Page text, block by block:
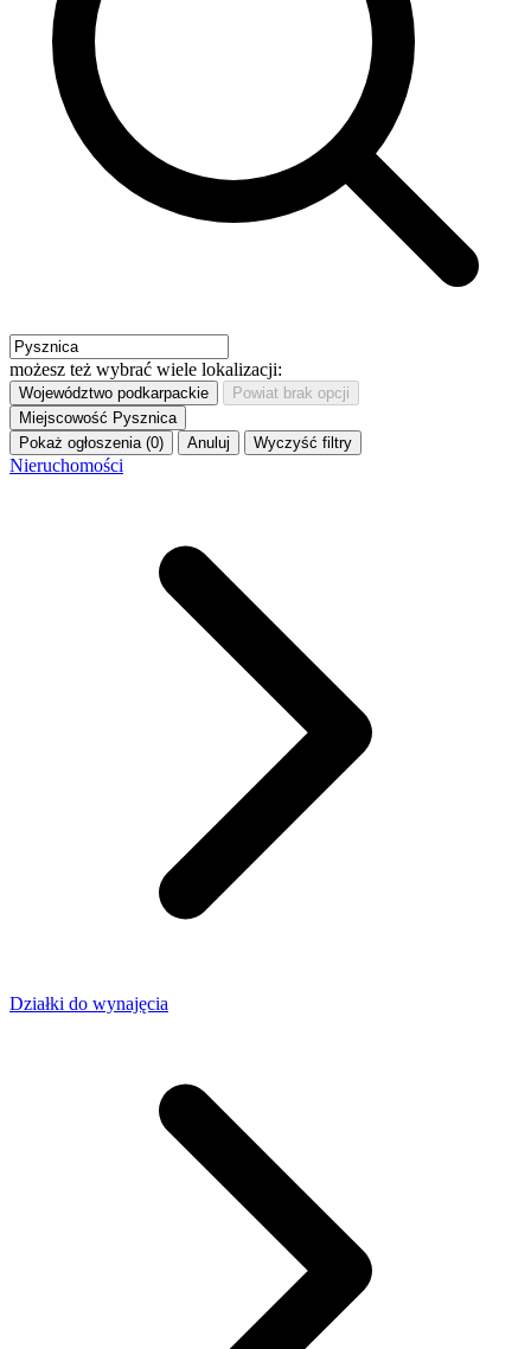
możesz też wybrać wiele lokalizacji:
Województwo podkarpackie Powiat brak opcji
Miejscowość Pysznica
Pokaż ogłoszenia (0)
Anuluj Wyczyść filtry
Nieruchomości
Działki do wynajęcia